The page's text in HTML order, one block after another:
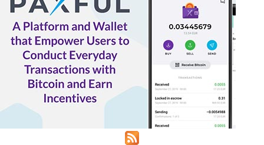
se habla de que el Novel tiene vinculaciones con la
Masonería), son Suizos y todos sabemos que Suiza está
vinculada al control de la Banca Internacional. Otra cosa
curiosa es que la familia Pritzker, aquellos que les
otorgaron el premio más importante de la arquitectura,
son multimillonarios, disponen de negocios en todo el
mundo y lo más curioso de todo es que fundaron la Nancy
Friend Pritzker, unos laboratorios en la uni...